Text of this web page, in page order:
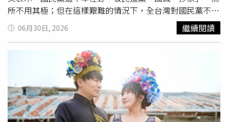
色包裝，因為綠色象徵機器正常運轉；其次不能放到過期，
否則就「不算數」。至於多久換一次，他笑說不少人會趁農
曆春節與端午節各更換一次，讓機器全年都能繼續「乖
乖」。
所不用其極；但在這樣艱難的情況下，全台灣對國民黨不離
不棄、更加倍為國民黨奔走拉票的，就是婦女同志。她代表
國民黨向大家致上最深謝意，強調「沒有你們，國民黨不會
走到今天」。鄭麗文指出，國民黨近年在選舉上有重大成
長，2024年賴清德只是少數總統，若把所有在野選票加起
來，「他其實是不應該當總統的」。看到現場婦女幹部熱情
爆表、充滿自信與燦爛笑容，她感到無比鼓舞。她並表示，
國民黨婦女同志真的很有韌性、很有正能量、很爭氣。鄭麗
文說，國民黨地方執政成績亮眼，從宜蘭到花蓮、台東，都
可以看到國民黨女性從政同志的重要角色；台中、南投、彰
06月30日, 2026 繼續閱讀